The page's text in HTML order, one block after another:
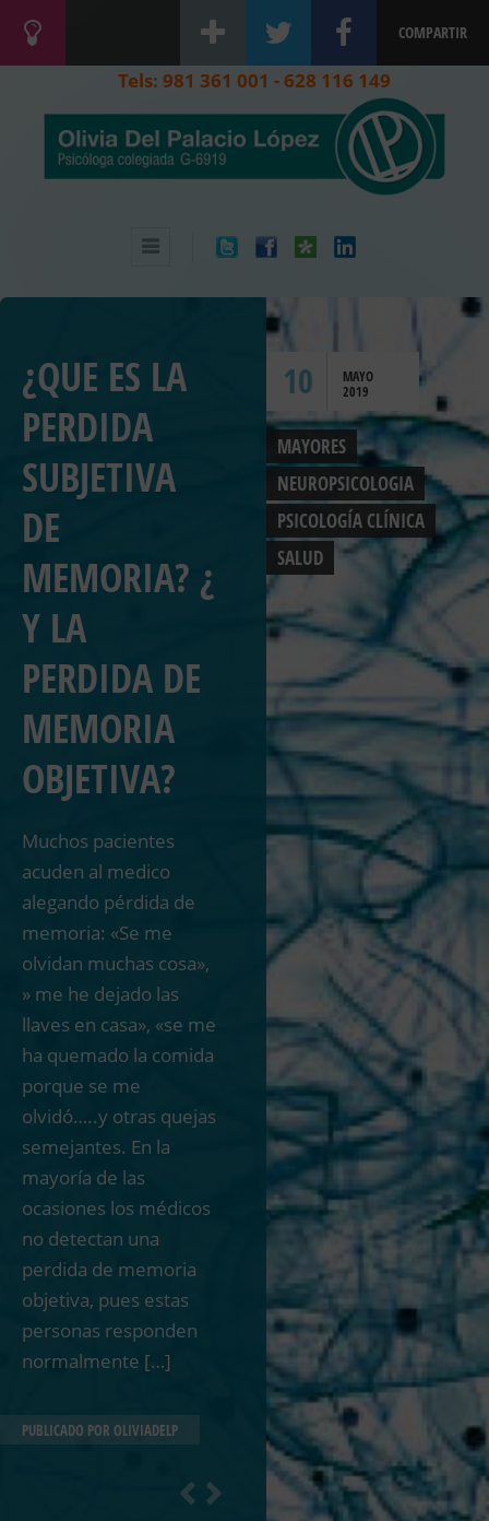
COMPARTIR
Tels: 981 361 001 - 628 116 149
10
MAYO
2019
¿QUE ES LA
PERDIDA
SUBJETIVA
DE
MEMORIA? ¿
Y LA
PERDIDA DE
MEMORIA
OBJETIVA?
MAYORES
NEUROPSICOLOGIA
PSICOLOGÍA CLÍNICA
SALUD
Muchos pacientes
acuden al medico
alegando pérdida de
memoria: «Se me
olvidan muchas cosa»,
» me he dejado las
llaves en casa», «se me
ha quemado la comida
porque se me
olvidó…..y otras quejas
semejantes. En la
mayoría de las
ocasiones los médicos
no detectan una
perdida de memoria
objetiva, pues estas
personas responden
normalmente […]
PUBLICADO POR OLIVIADELP